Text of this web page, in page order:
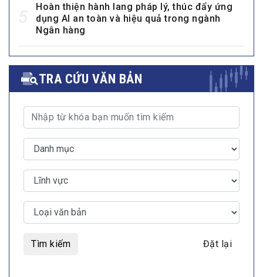
Hoàn thiện hành lang pháp lý, thúc đẩy ứng
dụng AI an toàn và hiệu quả trong ngành
Ngân hàng
TRA CỨU VĂN BẢN
Tìm kiếm Đặt lại